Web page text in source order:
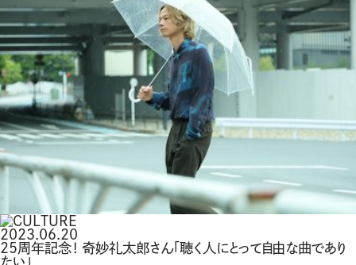
2023.06.20
25周年記念！ 奇妙礼太郎さん「聴く人にとって自由な曲であり
たい」